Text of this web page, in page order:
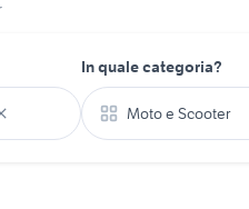
In quale categoria?
Moto e Scooter